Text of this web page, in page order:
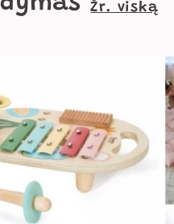
Žr. viską